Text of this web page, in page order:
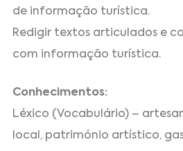
de informação turística.
Redigir textos articulados e
com informação turística.
Conhecimentos:
Léxico (Vocabulário) –
local, património artístico,